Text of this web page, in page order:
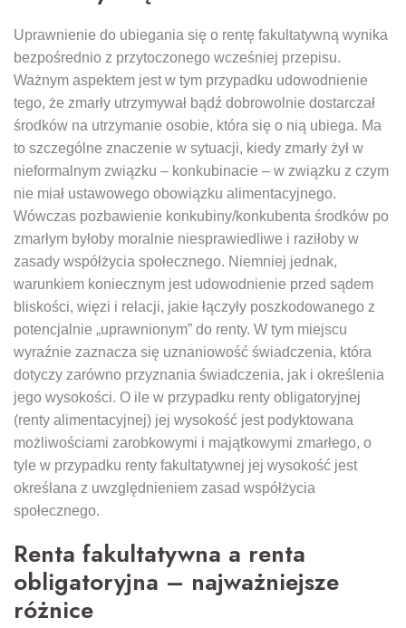
Uprawnienie do ubiegania się o rentę fakultatywną wynika
bezpośrednio z przytoczonego wcześniej przepisu.
Ważnym aspektem jest w tym przypadku udowodnienie
tego, że zmarły utrzymywał bądź dobrowolnie dostarczał
środków na utrzymanie osobie, która się o nią ubiega. Ma
to szczególne znaczenie w sytuacji, kiedy zmarły żył w
nieformalnym związku – konkubinacie – w związku z czym
nie miał ustawowego obowiązku alimentacyjnego.
Wówczas pozbawienie konkubiny/konkubenta środków po
zmarłym byłoby moralnie niesprawiedliwe i raziłoby w
zasady współżycia społecznego. Niemniej jednak,
warunkiem koniecznym jest udowodnienie przed sądem
bliskości, więzi i relacji, jakie łączyły poszkodowanego z
potencjalnie „uprawnionym” do renty. W tym miejscu
wyraźnie zaznacza się uznaniowość świadczenia, która
dotyczy zarówno przyznania świadczenia, jak i określenia
jego wysokości. O ile w przypadku renty obligatoryjnej
(renty alimentacyjnej) jej wysokość jest podyktowana
możliwościami zarobkowymi i majątkowymi zmarłego, o
tyle w przypadku renty fakultatywnej jej wysokość jest
określana z uwzględnieniem zasad współżycia
społecznego.
Renta fakultatywna a renta
obligatoryjna – najważniejsze
różnice